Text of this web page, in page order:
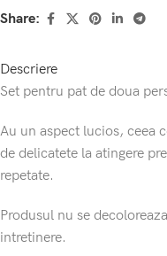
Share:
Descriere
Set pentru pat de doua
Au un aspect lucios, ceea
de delicatete la atingere
repetate.
Produsul nu se
intretinere.